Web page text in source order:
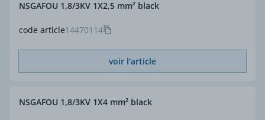
code article14470114
NSGAFOU 1,8/3KV 1X2,5 mm² black
voir l'article
NSGAFOU 1,8/3KV 1X4 mm² black